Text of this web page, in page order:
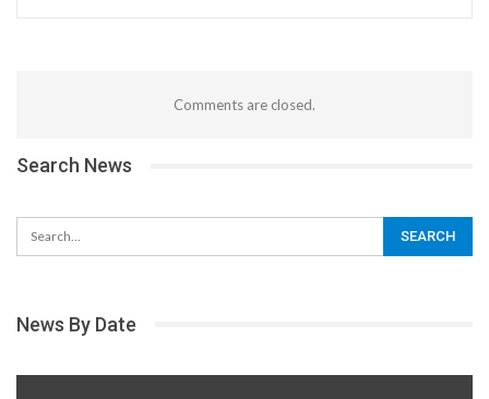
Comments are closed.
Search News
News By Date